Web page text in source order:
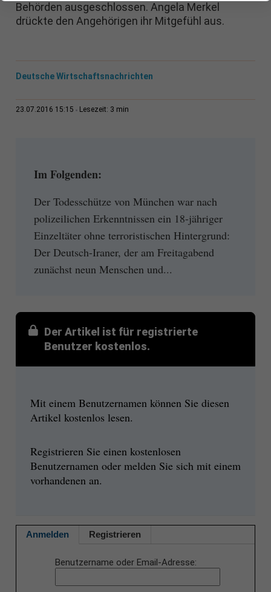
Behörden ausgeschlossen. Angela Merkel
drückte den Angehörigen ihr Mitgefühl aus.
Deutsche Wirtschaftsnachrichten
23.07.2016 15:15 Lesezeit: 3 min
Im Folgenden:
Der Todesschütze von München war nach
polizeilichen Erkenntnissen ein 18-jähriger
Einzeltäter ohne terroristischen Hintergrund:
Der Deutsch-Iraner, der am Freitagabend
zunächst neun Menschen und...
Der Artikel ist für registrierte
Benutzer kostenlos.
Mit einem Benutzernamen können Sie diesen
Artikel kostenlos lesen.
Registrieren Sie einen kostenlosen
Benutzernamen oder melden Sie sich mit einem
vorhandenen an.
Anmelden Registrieren
Benutzername oder Email-Adresse